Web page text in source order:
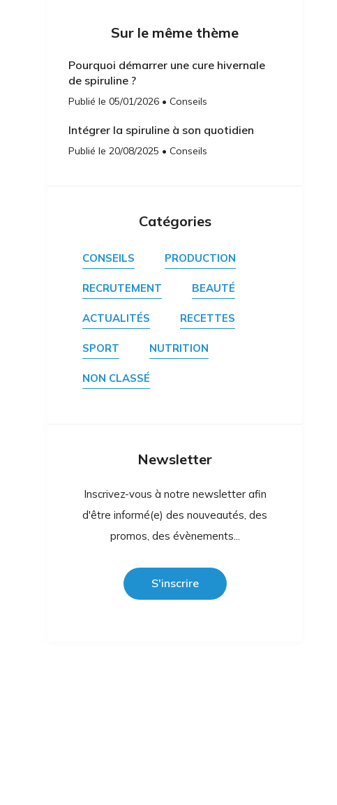
Sur le même thème
Pourquoi démarrer une cure hivernale
de spiruline ?
Publié le 05/01/2026 • Conseils
Intégrer la spiruline à son quotidien
Publié le 20/08/2025 • Conseils
Catégories
CONSEILS PRODUCTION
RECRUTEMENT BEAUTÉ
ACTUALITÉS RECETTES
SPORT NUTRITION
NON CLASSÉ
Newsletter
Inscrivez-vous à notre newsletter afin
d'être informé(e) des nouveautés, des
promos, des évènements...
S'inscrire